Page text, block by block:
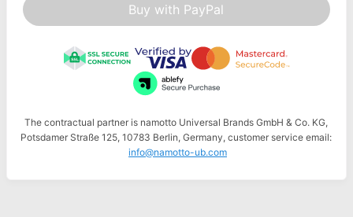
Buy with PayPal
The contractual partner is namotto Universal Brands GmbH & Co. KG,
Potsdamer Straße 125, 10783 Berlin, Germany, customer service email:
info@namotto-ub.com